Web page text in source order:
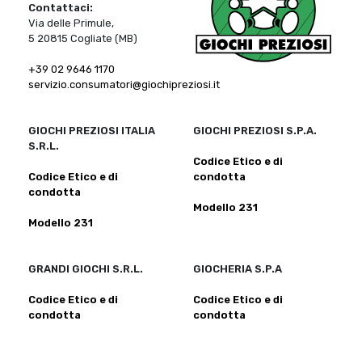
Contattaci:
Via delle Primule,
5 20815 Cogliate (MB)
+39 02 9646 1170
servizio.consumatori@giochipreziosi.it
GIOCHI PREZIOSI ITALIA
S.R.L.
Codice Etico e di
condotta
Modello 231
GIOCHI PREZIOSI S.P.A.
Codice Etico e di
condotta
Modello 231
GRANDI GIOCHI S.R.L.
Codice Etico e di
condotta
GIOCHERIA S.P.A
Codice Etico e di
condotta